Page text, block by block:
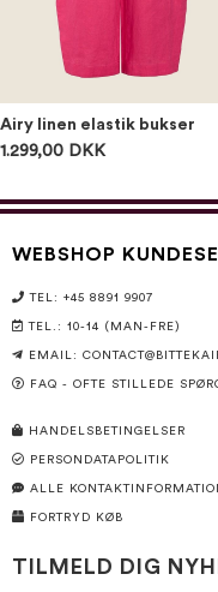
Airy linen elastik bukser
1.299,00 DKK
WEBSHOP
TEL: +45 8891 9907
TEL.: 10-14 (MAN-FRE)
EMAIL:
FAQ - OFTE STILLEDE
HANDELSBETINGELSER
PERSONDATAPOLITIK
ALLE
FORTRYD KØB
TILMELD DIG